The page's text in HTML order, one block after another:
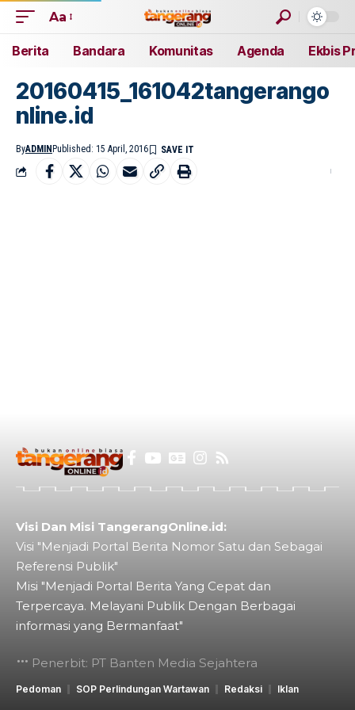
Aa
Berita Bandara Komunitas Agenda Ekbis
20160415_161042tangerango
nline.id
ByADMIN Published: 15 April, 2016
Visi Dan Misi TangerangOnline.id:
Visi "Menjadi Portal Berita Nomor Satu dan Sebagai
Referensi Publik"
Misi "Menjadi Portal Berita Yang Cepat dan
Terpercaya. Melayani Publik Dengan Berbagai
informasi yang Bermanfaat"
Penerbit: PT Banten Media Sejahtera
Pedoman SOP Perlindungan Wartawan Redaksi Iklan